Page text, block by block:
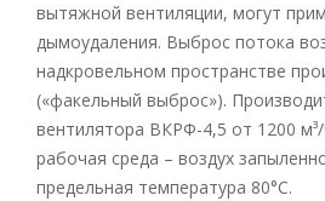
вытяжной вентиляции, могут
дымоудаления. Выброс потока
надкровельном пространстве
(«факельный выброс»).
вентилятора ВКРФ-4,5 от 1200
рабочая среда – воздух
предельная температура 80°С.